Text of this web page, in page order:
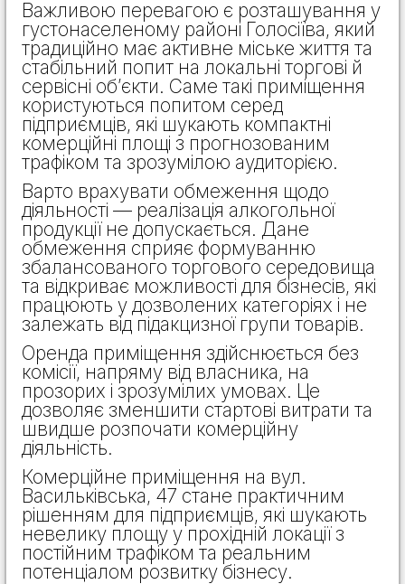
Важливою перевагою є розташування у
густонаселеному районі Голосіїва, який
традиційно має активне міське життя та
стабільний попит на локальні торгові й
сервісні об’єкти. Саме такі приміщення
користуються попитом серед
підприємців, які шукають компактні
комерційні площі з прогнозованим
трафіком та зрозумілою аудиторією.
Варто врахувати обмеження щодо
діяльності — реалізація алкогольної
продукції не допускається. Дане
обмеження сприяє формуванню
збалансованого торгового середовища
та відкриває можливості для бізнесів, які
працюють у дозволених категоріях і не
залежать від підакцизної групи товарів.
Оренда приміщення здійснюється без
комісії, напряму від власника, на
прозорих і зрозумілих умовах. Це
дозволяє зменшити стартові витрати та
швидше розпочати комерційну
діяльність.
Комерційне приміщення на вул.
Васильківська, 47 стане практичним
рішенням для підприємців, які шукають
невелику площу у прохідній локації з
постійним трафіком та реальним
потенціалом розвитку бізнесу.